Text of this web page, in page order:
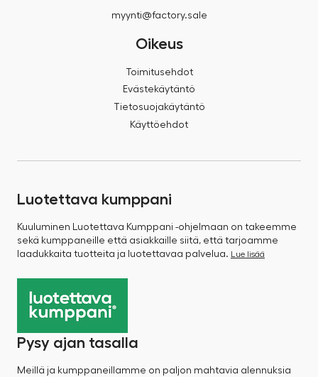
myynti@factory.sale
Oikeus
Toimitusehdot
Evästekäytäntö
Tietosuojakäytäntö
Käyttöehdot
Luotettava kumppani
Kuuluminen Luotettava Kumppani -ohjelmaan on takeemme
sekä kumppaneille että asiakkaille siitä, että tarjoamme
laadukkaita tuotteita ja luotettavaa palvelua. Lue lisää
Pysy ajan tasalla
Meillä ja kumppaneillamme on paljon mahtavia alennuksia